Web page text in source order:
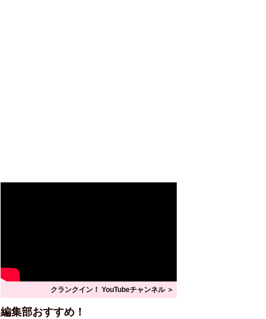
クランクイン！ YouTubeチャンネル ＞
編集部おすすめ！